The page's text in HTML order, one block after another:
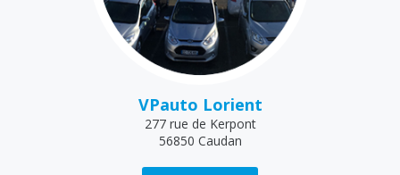
VPauto Lorient
277 rue de Kerpont
56850 Caudan